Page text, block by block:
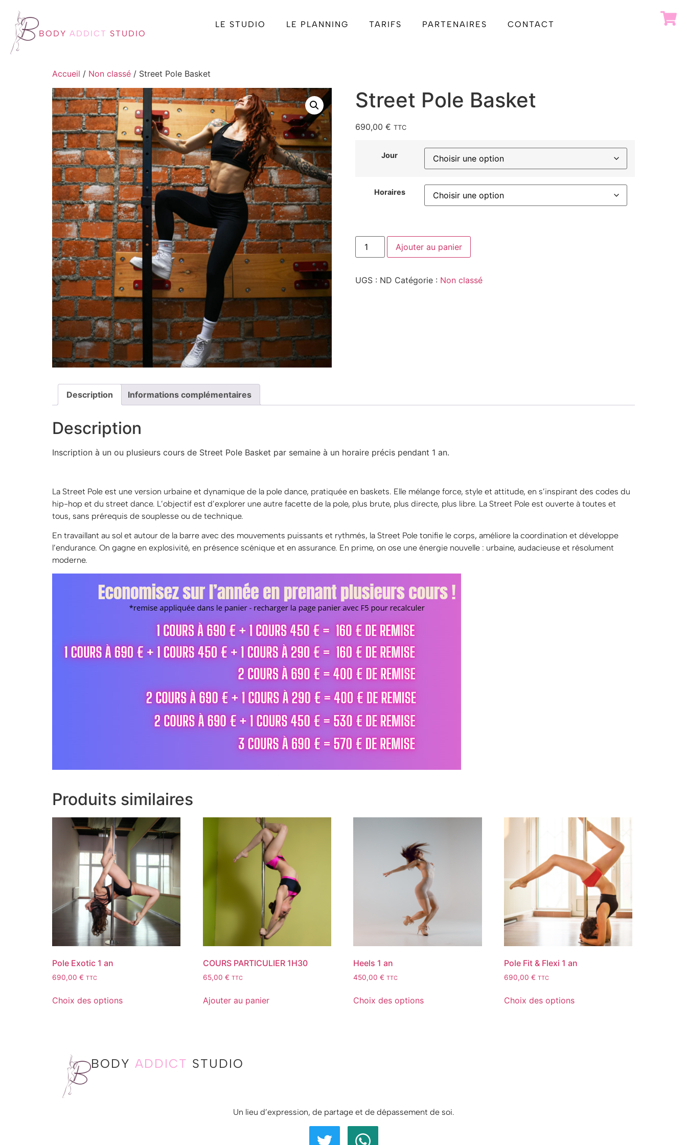
BODY ADDICT STUDIO
LE STUDIO LE PLANNING TARIFS PARTENAIRES CONTACT
Accueil / Non classé / Street Pole Basket
Street Pole Basket
690,00 € TTC
Jour
Horaires
Ajouter au panier
UGS : ND Catégorie : Non classé
Description Informations complémentaires
Description
Inscription à un ou plusieurs cours de Street Pole Basket par semaine à un horaire précis pendant 1 an.
La Street Pole est une version urbaine et dynamique de la pole dance, pratiquée en baskets. Elle mélange force, style et attitude, en s’inspirant des codes du
hip-hop et du street dance. L’objectif est d’explorer une autre facette de la pole, plus brute, plus directe, plus libre. La Street Pole est ouverte à toutes et
tous, sans prérequis de souplesse ou de technique.
En travaillant au sol et autour de la barre avec des mouvements puissants et rythmés, la Street Pole tonifie le corps, améliore la coordination et développe
l’endurance. On gagne en explosivité, en présence scénique et en assurance. En prime, on ose une énergie nouvelle : urbaine, audacieuse et résolument
moderne.
Produits similaires
Pole Exotic 1 an
690,00 € TTC
Choix des options
COURS PARTICULIER 1H30
65,00 € TTC
Ajouter au panier
Heels 1 an
450,00€ TTC
Choix des options
Pole Fit & Flexi 1 an
690,00€ TTC
Choix des options
BODY ADDICT STUDIO
Un lieu d’expression, de partage et de dépassement de soi.